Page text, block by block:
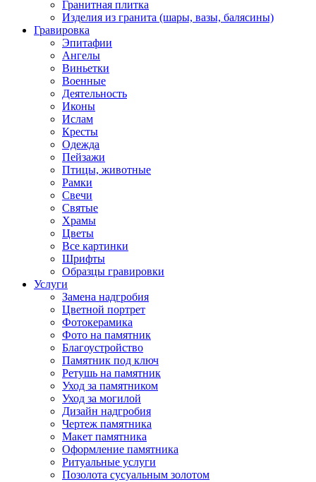
Гранитная плитка
Изделия из гранита (шары, вазы, балясины)
Гравировка
Эпитафии
Ангелы
Виньетки
Военные
Деятельность
Иконы
Ислам
Кресты
Одежда
Пейзажи
Птицы, животные
Рамки
Свечи
Святые
Храмы
Цветы
Все картинки
Шрифты
Образцы гравировки
Услуги
Замена надгробия
Цветной портрет
Фотокерамика
Фото на памятник
Благоустройство
Памятник под ключ
Ретушь на памятник
Уход за памятником
Уход за могилой
Дизайн надгробия
Чертеж памятника
Макет памятника
Оформление памятника
Ритуальные услуги
Позолота сусуальным золотом